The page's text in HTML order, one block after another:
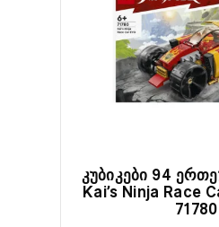
კუბიკები 94
Kai’s Ninja Race
71780